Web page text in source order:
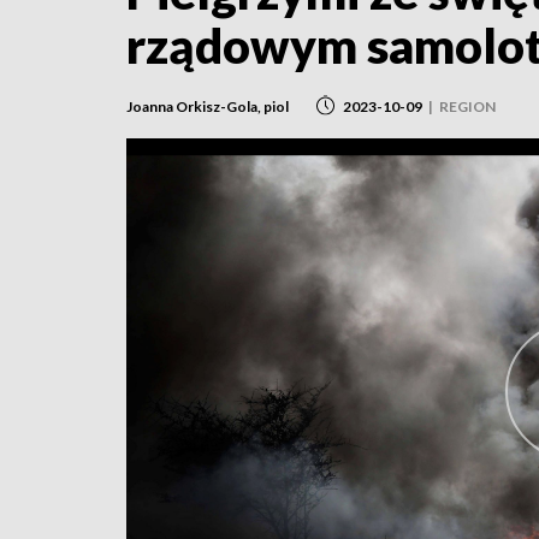
rządowym
Joanna Orkisz-Gola, piol 2023-10-09 | REGION